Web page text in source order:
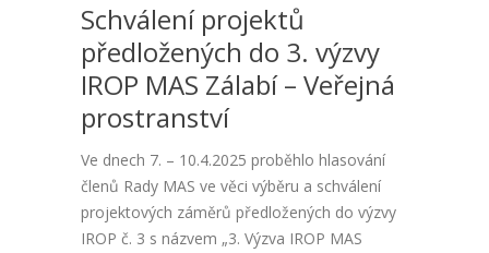
Schválení projektů
předložených do 3. výzvy
IROP MAS Zálabí – Veřejná
prostranství
Ve dnech 7. – 10.4.2025 proběhlo hlasování
členů Rady MAS ve věci výběru a schválení
projektových záměrů předložených do výzvy
IROP č. 3 s názvem „3. Výzva IROP MAS